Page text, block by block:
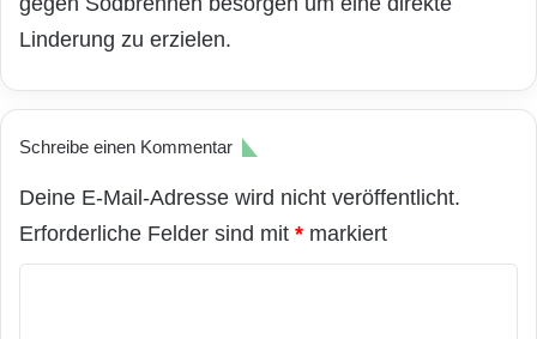
Linderung zu erzielen.
Schreibe einen Kommentar
Deine E-Mail-Adresse wird nicht veröffentlicht.
Erforderliche Felder sind mit * markiert